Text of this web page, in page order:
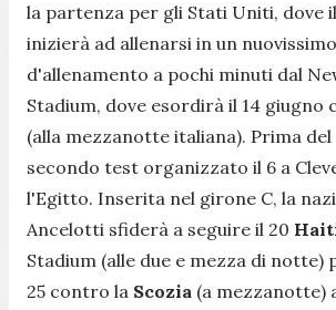
la partenza per gli Stati Uniti, dove
inizierà ad allenarsi in un
d'allenamento a pochi minuti dal
Stadium, dove esordirà il 14 giugno
(alla mezzanotte italiana). Prima
secondo test organizzato il 6 a
l'Egitto. Inserita nel girone C, la
Ancelotti sfiderà a seguire il 20
Stadium (alle due e mezza di notte)
25 contro la Scozia (a mezzanotte)